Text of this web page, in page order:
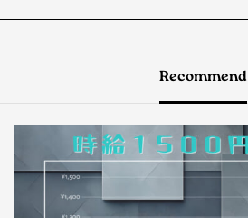
Recommend